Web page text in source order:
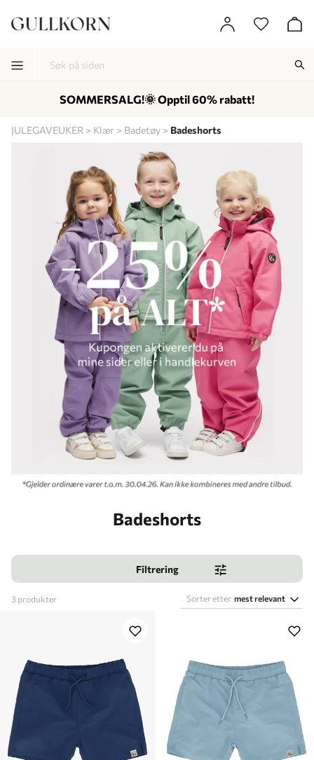
JULEGAVEUKER Klær Badetøy Badeshorts
Badeshorts
Filtrering
3 produkter Sorter etter mest relevant
SOMMERSALG!🌞 Opptil 60% rabatt!
-
-
-